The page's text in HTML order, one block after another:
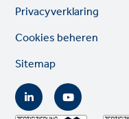
Privacyverklaring
Cookies beheren
Sitemap